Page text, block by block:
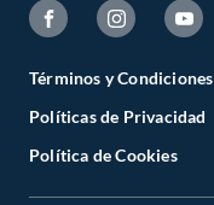
Términos y Condiciones
Políticas de Privacidad
Política de Cookies